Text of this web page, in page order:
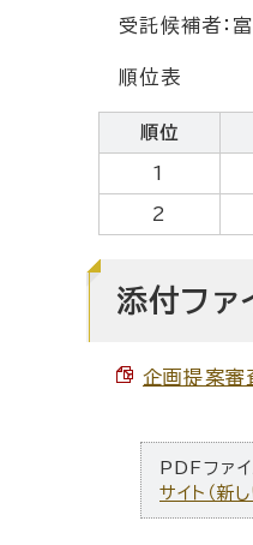
受託候補者：
順位表
順位
1
2
添付ファ
企画提案
PDFファ
サイト（新